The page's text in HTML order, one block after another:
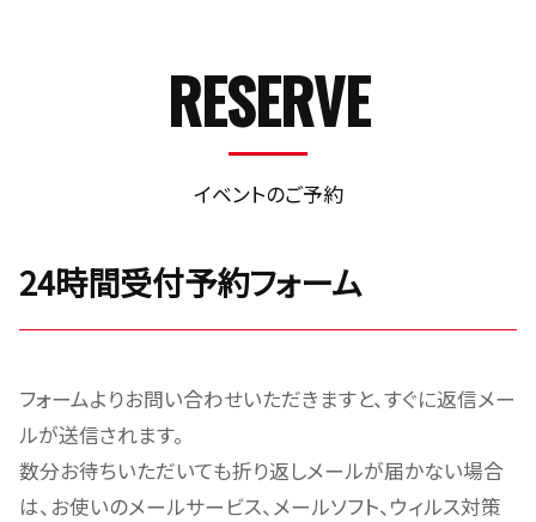
RESERVE
イベントのご予約
24時間受付予約フォーム
フォームよりお問い合わせいただきますと、すぐに返信メー
ルが送信されます。
数分お待ちいただいても折り返しメールが届かない場合
は、お使いのメールサービス、メールソフト、ウィルス対策